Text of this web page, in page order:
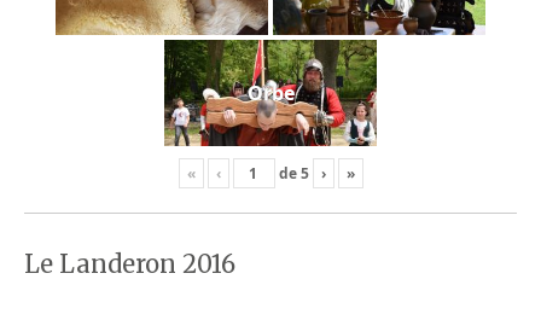
Orbe
« ‹ de5 › »
Le Landeron 2016